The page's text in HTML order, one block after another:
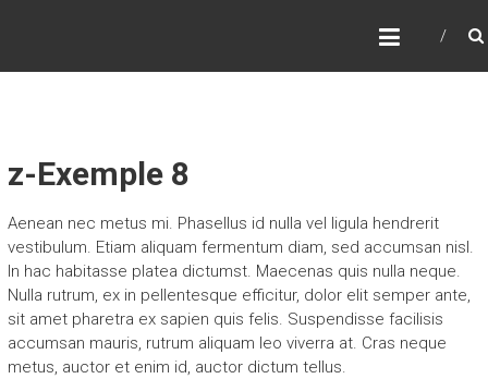
z-Exemple 8
Aenean nec metus mi. Phasellus id nulla vel ligula hendrerit
vestibulum. Etiam aliquam fermentum diam, sed accumsan nisl.
In hac habitasse platea dictumst. Maecenas quis nulla neque.
Nulla rutrum, ex in pellentesque efficitur, dolor elit semper ante,
sit amet pharetra ex sapien quis felis. Suspendisse facilisis
accumsan mauris, rutrum aliquam leo viverra at. Cras neque
metus, auctor et enim id, auctor dictum tellus.